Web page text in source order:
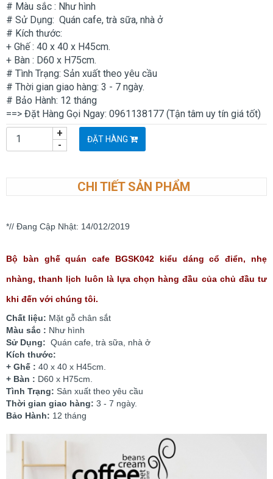
# Màu sắc : Như hình
# Sử Dụng: Quán cafe, trà sữa, nhà ở
# Kích thước:
+ Ghế : 40 x 40 x H45cm.
+ Bàn : D60 x H75cm.
# Tình Trạng: Sản xuất theo yêu cầu
# Thời gian giao hàng: 3 - 7 ngày.
# Bảo Hành: 12 tháng
==> Đặt Hàng Gọi Ngay: 0961138177 (Tận tâm uy tín giá tốt)
-
+ ĐẶT HÀNG
CHI TIẾT SẢN PHẨM
*// Đang Cập Nhật: 14/012/2019
Bộ bàn ghế quán cafe BGSK042 kiểu dáng cổ điển, nhẹ
nhàng, thanh lịch luôn là lựa chọn hàng đầu của chủ đầu tư
khi đến với chúng tôi.
Chất liệu: Mặt gỗ chân sắt
Màu sắc : Như hình
Sử Dụng: Quán cafe, trà sữa, nhà ở
Kích thước:
+ Ghế : 40 x 40 x H45cm.
+ Bàn : D60 x H75cm.
Tình Trạng: Sản xuất theo yêu cầu
Thời gian giao hàng: 3 - 7 ngày.
Bảo Hành: 12 tháng